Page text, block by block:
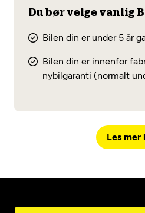
Du bør velge vanlig
Bilen din er under 5 år
Bilen din er innenfor
nybilgaranti (normalt
Les mer